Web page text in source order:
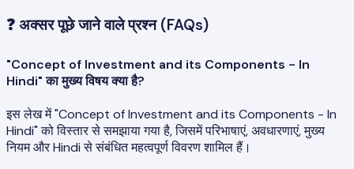
❓ अक्सर पूछे जाने वाले प्रश्न (FAQs)
"Concept of Investment and its Components - In
Hindi" का मुख्य विषय क्या है?
इस लेख में "Concept of Investment and its Components - In
Hindi" को विस्तार से समझाया गया है, जिसमें परिभाषाएं, अवधारणाएं, मुख्य
नियम और Hindi से संबंधित महत्वपूर्ण विवरण शामिल हैं।